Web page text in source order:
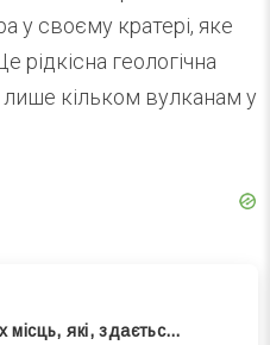
у своєму кратері, яке
рідкісна геологічна
кільком вулканам у
8 дивовижних місць, які, здається, порушують закони природи